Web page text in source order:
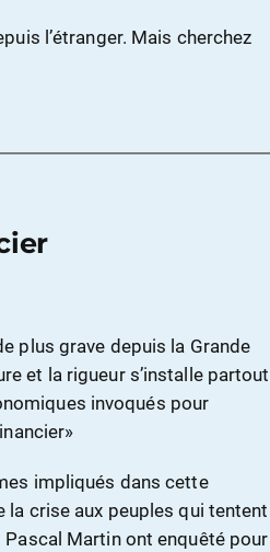
l’étranger. Mais cherchez
plus grave depuis la Grande
et la rigueur s’installe partout
invoqués pour
impliqués dans cette
crise aux peuples qui tentent
Martin ont enquêté pour